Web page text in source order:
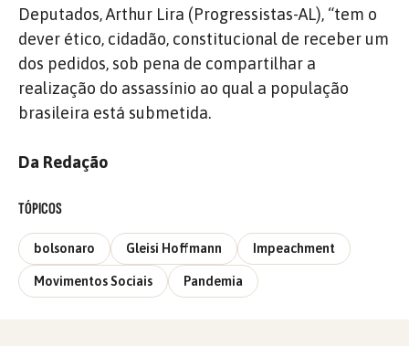
Deputados, Arthur Lira (Progressistas-AL), “tem o
dever ético, cidadão, constitucional de receber um
dos pedidos, sob pena de compartilhar a
realização do assassínio ao qual a população
brasileira está submetida.
Da Redação
TÓPICOS
bolsonaro Gleisi Hoffmann Impeachment
Movimentos Sociais Pandemia